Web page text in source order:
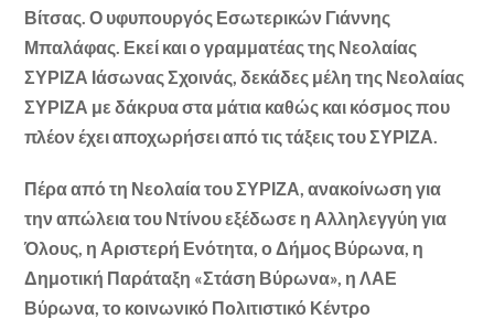
Βίτσας. Ο υφυπουργός Εσωτερικών Γιάννης
Μπαλάφας. Εκεί και ο γραμματέας της Νεολαίας
ΣΥΡΙΖΑ Ιάσωνας Σχοινάς, δεκάδες μέλη της Νεολαίας
ΣΥΡΙΖΑ με δάκρυα στα μάτια καθώς και κόσμος που
πλέον έχει αποχωρήσει από τις τάξεις του ΣΥΡΙΖΑ.
Πέρα από τη Νεολαία του ΣΥΡΙΖΑ, ανακοίνωση για
την απώλεια του Ντίνου εξέδωσε η Αλληλεγγύη για
Όλους, η Αριστερή Ενότητα, ο Δήμος Βύρωνα, η
Δημοτική Παράταξη «Στάση Βύρωνα», η ΛΑΕ
Βύρωνα, το κοινωνικό Πολιτιστικό Κέντρο